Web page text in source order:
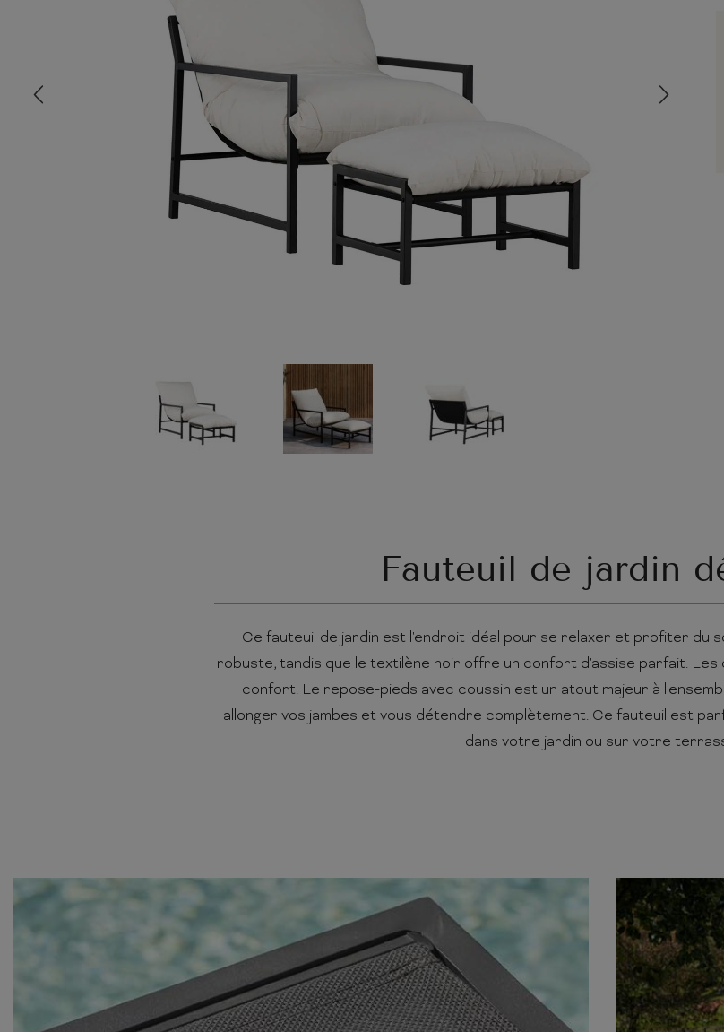
CHAMBRE
MEUBLE EN HÊTRE
Fauteuil de jardin
Ce fauteuil de jardin est l'endroit idéal pour se relaxer et profiter du
robuste, tandis que le textilène noir offre un confort d'assise parfait.
confort. Le repose-pieds avec coussin est un atout majeur à
allonger vos jambes et vous détendre complètement. Ce fauteuil est
dans votre jardin ou sur votre